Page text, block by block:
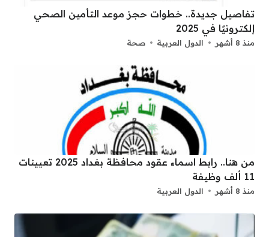
تفاصيل جديدة.. خطوات حجز موعد التأمين الصحي
إلكترونيًا في 2025
منذ 8 أشهر الدول العربية صحة
من هنا.. رابط اسماء عقود محافظة بغداد 2025 تعيينات
11 ألف وظيفة
منذ 8 أشهر الدول العربية